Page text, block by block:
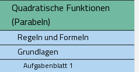
Quadratische Funktionen
(Parabeln)
Regeln und Formeln
Grundlagen
Aufgabenblatt 1